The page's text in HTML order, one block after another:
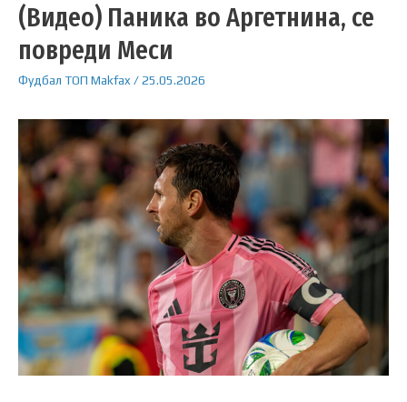
(Видео) Паника во Аргетнина, се
повреди Меси
Фудбал ТОП Makfax/25.05.2026